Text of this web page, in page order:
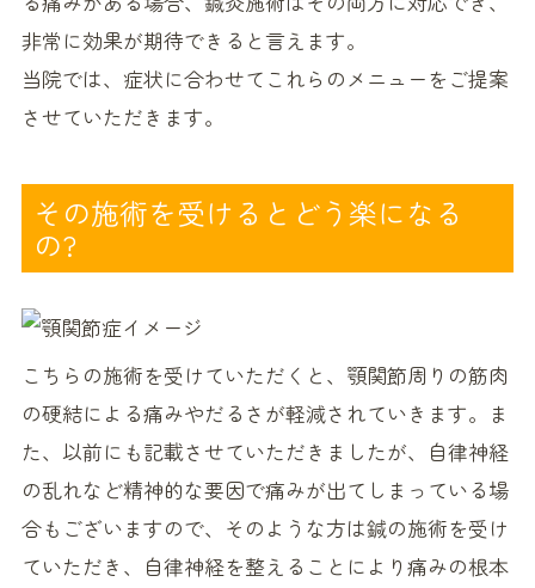
非常に効果が期待できると言えます。
当院では、症状に合わせてこれらのメニューをご提案
させていただきます。
その施術を受けるとどう楽になる
の?
こちらの施術を受けていただくと、顎関節周りの筋肉
の硬結による痛みやだるさが軽減されていきます。ま
た、以前にも記載させていただきましたが、自律神経
の乱れなど精神的な要因で痛みが出てしまっている場
合もございますので、そのような方は鍼の施術を受け
ていただき、自律神経を整えることにより痛みの根本